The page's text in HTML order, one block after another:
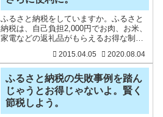
ふるさと納税をしていますか。ふるさと
納税は、自己負担2,000円でお肉、お米、
家電などの返礼品がもらえるお得な制度
人気が高いです。そのサラリーマンの究
極の節税方法ふるさと納税に、「ふるさ
と納税」ワンストッ
2015.04.05 2020.08.04
ふるさと納税の失敗事例を踏ん
じゃうとお得じゃないよ。賢く
節税しよう。